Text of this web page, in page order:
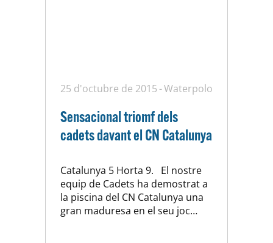
25 d'octubre de 2015 Waterpolo
Sensacional triomf dels
cadets davant el CN Catalunya
Catalunya 5 Horta 9. El nostre
equip de Cadets ha demostrat a
la piscina del CN Catalunya una
gran maduresa en el seu joc